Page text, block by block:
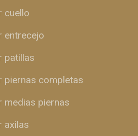
cuello
entrecejo
patillas
piernas completas
medias piernas
axilas